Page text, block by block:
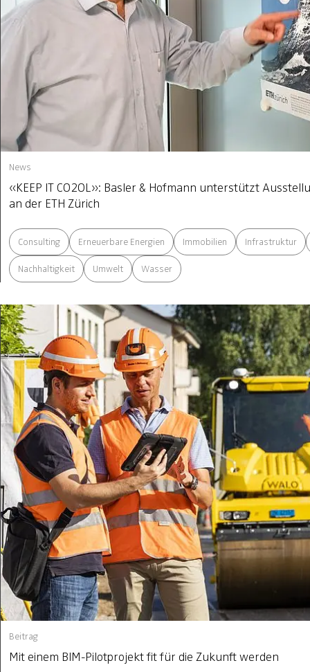
News
«KEEP IT CO2OL»: Basler & Hofmann unterstützt
an der ETH Zürich
Consulting Erneuerbare Energien Immobilien Infrastruktur
Nachhaltigkeit Umwelt Wasser
Beitrag
Mit einem BIM-Pilotprojekt fit für die Zukunft werden